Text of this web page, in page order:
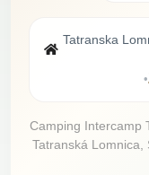
Tatranska
•
Camping Intercamp
Tatranská Lomnica,